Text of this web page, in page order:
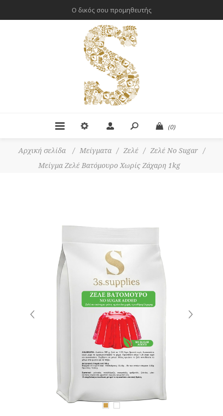
Ο δικός σου προμηθευτής
(0)
Αρχική σελίδα / Μείγματα / Ζελέ / Ζελέ No Sugar
/
Μείγμα Ζελέ Βατόμουρο Χωρίς Ζάχαρη 1kg